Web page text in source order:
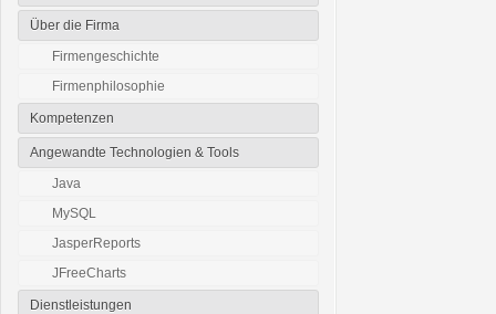
Über die Firma
Firmengeschichte
Firmenphilosophie
Kompetenzen
Angewandte Technologien & Tools
Java
MySQL
JasperReports
JFreeCharts
Dienstleistungen